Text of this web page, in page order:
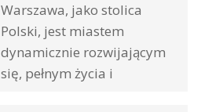
Warszawa, jako stolica
Polski, jest miastem
dynamicznie rozwijającym
się, pełnym życia i